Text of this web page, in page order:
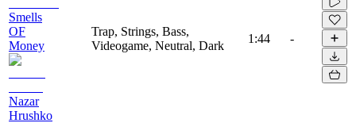
Smells
OF
Money
Nazar
Hrushko
Trap, Strings, Bass,
Videogame, Neutral, Dark
1:44 -